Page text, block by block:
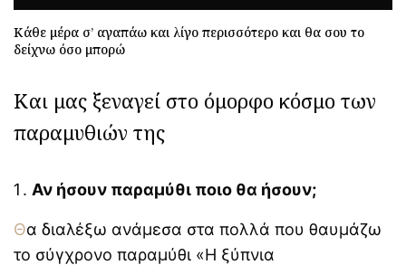
Η δεύτερη εγκυμοσύνη
αλλάζει τον εγκέφαλο με
Γιατί τα οικογενειακά
δύσκολα για παιδιά με
Οι αόρατες γονεϊκές
ανάγκες πίσω από τις
καθημερινές φράσεις των
γονέων
Κάθε μέρα σ’ αγαπάω και λίγο περισσότερο και θα σου το
δείχνω όσο μπορώ
Και μας ξεναγεί στο όμορφο κόσμο των
παραμυθιών της
Αν ήσουν παραμύθι ποιο θα ήσουν;
Θα διαλέξω ανάμεσα στα πολλά που θαυμάζω
τo σύγχρονο παραμύθι «Η ξύπνια